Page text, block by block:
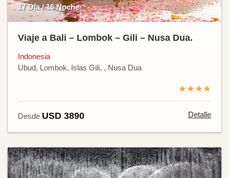
17 Día / 16 Noche
Viaje a Bali – Lombok – Gili – Nusa Dua.
Indonesia
Ubud, Lombok, Islas Gili, , Nusa Dua
★★★★
Desde USD 3890 Detalle